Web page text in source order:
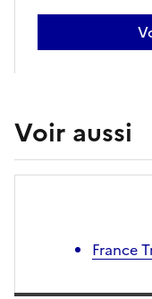
La confirmation
remise d'un
digitale)
Voir aussi
France